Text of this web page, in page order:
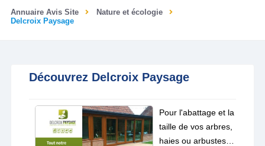
Annuaire Avis Site
Nature et écologie
Delcroix Paysage
Découvrez Delcroix Paysage
Pour l'abattage et la
taille de vos arbres,
haies ou arbustes…